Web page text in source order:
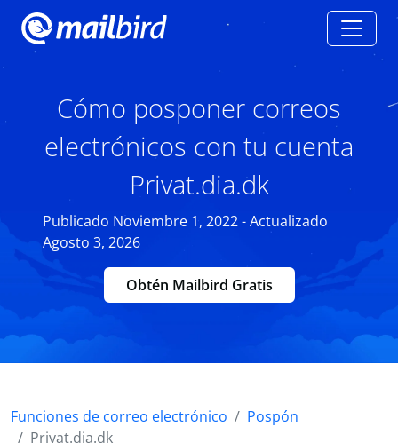
Cómo posponer correos
electrónicos con tu cuenta
Privat.dia.dk
Publicado Noviembre 1, 2022 - Actualizado
Agosto 3, 2026
Obtén Mailbird Gratis
Funciones de correo electrónico
Pospón
Privat.dia.dk